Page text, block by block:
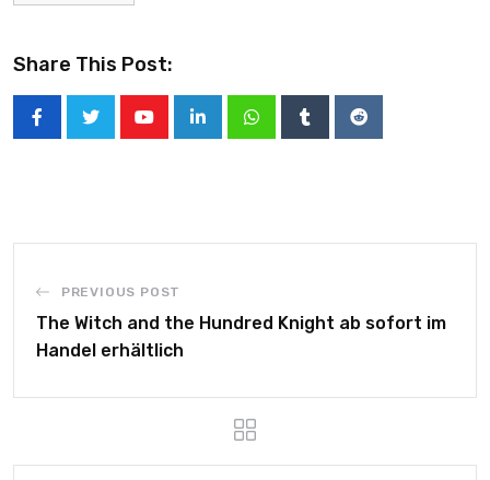
Share This Post:
PREVIOUS POST
The Witch and the Hundred Knight ab sofort im
Handel erhältlich